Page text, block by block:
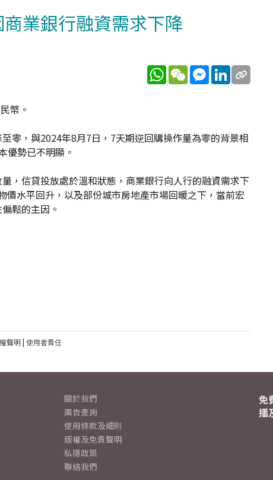
業銀行融資需求下降
WhatsApp
WeChatMessenger
LinkedIn
幣。
零，與2024年8月7日，7天期逆回購操作量為零的背景相
優勢已不明顯。
，信貸投放處於溫和狀態，商業銀行向人行的融資需求下
水平回升，以及部份城市房地產市場回暖之下，當前宏
鬆的主因。
聲明| 使用者責任
關於我們
廣告查詢
使用條款及細則
版權及免責聲明
私隱政策
聯絡我們
免
播